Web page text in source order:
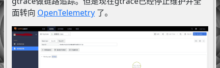
面转向 OpenTelemetry了。